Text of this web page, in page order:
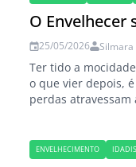
O Envelhecer
25/05/2026
Ter tido a
o que vier depois,
perdas
ENVELHECIMENTO